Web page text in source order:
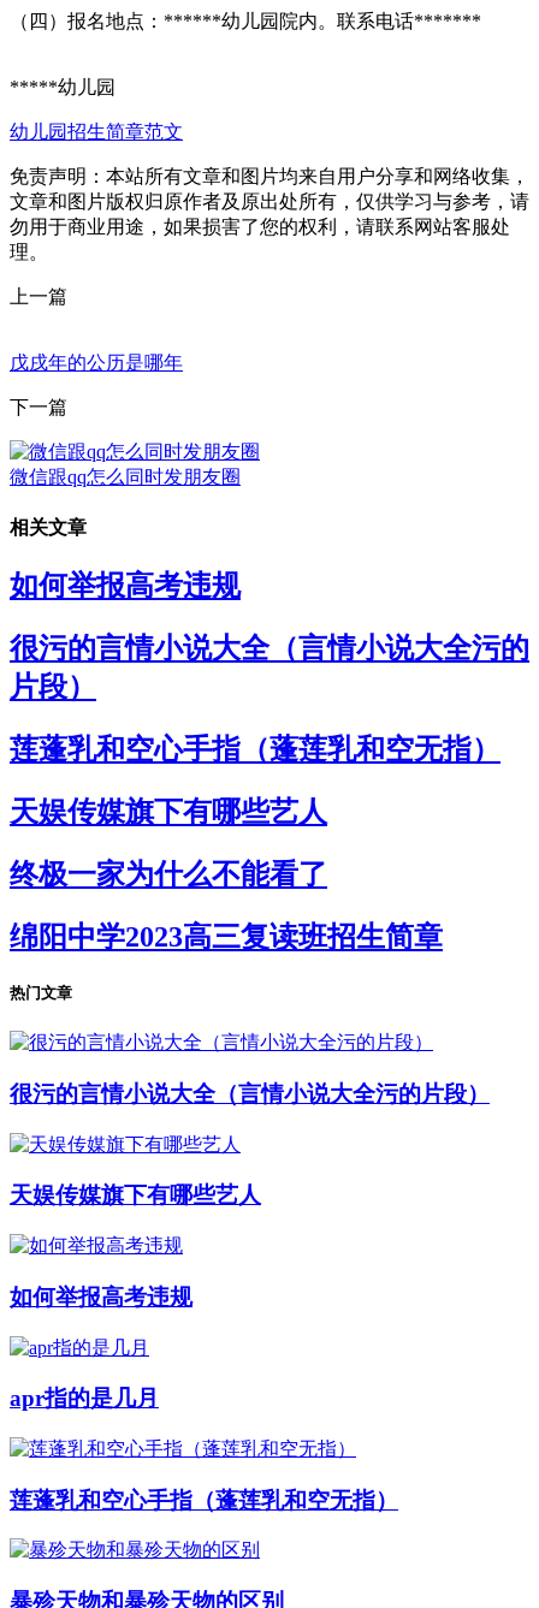
（四）报名地点：******幼儿园院内。联系电话*******
*****幼儿园
幼儿园招生简章范文
免责声明：本站所有文章和图片均来自用户分享和网络收集，
文章和图片版权归原作者及原出处所有，仅供学习与参考，请
勿用于商业用途，如果损害了您的权利，请联系网站客服处
理。
上一篇
戊戌年的公历是哪年
下一篇
微信跟qq怎么同时发朋友圈
相关文章
如何举报高考违规
很污的言情小说大全（言情小说大全污的
片段）
莲蓬乳和空心手指（蓬莲乳和空无指）
天娱传媒旗下有哪些艺人
终极一家为什么不能看了
绵阳中学2023高三复读班招生简章
热门文章
很污的言情小说大全（言情小说大全污的片段）
天娱传媒旗下有哪些艺人
如何举报高考违规
apr指的是几月
莲蓬乳和空心手指（蓬莲乳和空无指）
暴殄天物和暴殄天物的区别